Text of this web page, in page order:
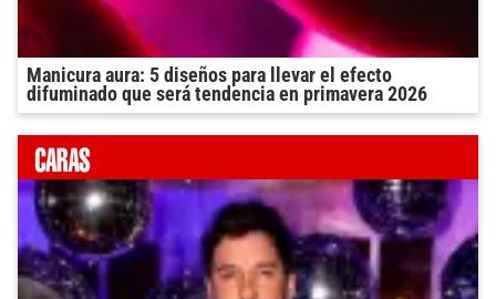
Manicura aura: 5 diseños para llevar el efecto
difuminado que será tendencia en primavera 2026